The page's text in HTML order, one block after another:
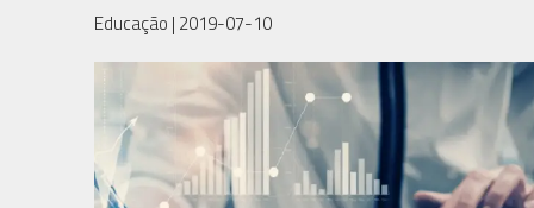
Educação | 2019-07-10